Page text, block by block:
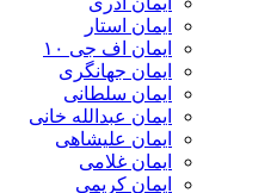
ایمان استار
ایمان اف جی ۱۰
ایمان جهانگری
ایمان سلطانی
ایمان عبدالله خانی
ایمان علیشاهی
ایمان غلامی
ایمان کریمی